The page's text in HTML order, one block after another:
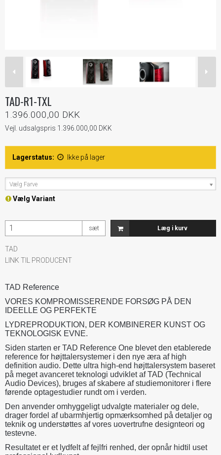
TAD-R1-TXL
1.396.000,00 DKK
Vejl. udsalgspris 1.396.000,00 DKK
Lagerstatus: Ikke på lager
Vælg Farve
Vælg Variant
sæt Læg i kurv
TAD
LINK TIL PRODUCENT
TAD Reference
VORES KOMPROMISSERENDE FORSØG PÅ DEN
IDEELLE OG PERFEKTE
LYDREPRODUKTION, DER KOMBINERER KUNST OG
TEKNOLOGISK EVNE.
Siden starten er TAD Reference One blevet den etablerede
reference for højttalersystemer i den nye æra af high
definition audio. Dette ultra high-end højttalersystem baseret
på meget avanceret teknologi udviklet af TAD (Technical
Audio Devices), bruges af skabere af studiemonitorer i flere
førende optagestudier rundt om i verden.
Den anvender omhyggeligt udvalgte materialer og dele,
drager fordel af ubarmhjertig opmærksomhed på detaljer og
teknik og understøttes af vores uovertrufne designteori og
testevne.
Resultatet er et lydfelt af fejlfri renhed, der opnår hidtil uset